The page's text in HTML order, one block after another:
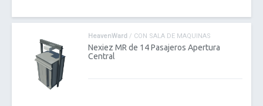
HeavenWard / CON SALA DE MAQUINAS
Nexiez MR de 14 Pasajeros Apertura
Central